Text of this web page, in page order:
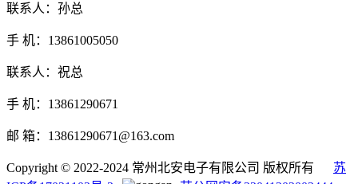
联系人：孙总
手 机：13861005050
联系人：祝总
手 机：13861290671
邮 箱：13861290671@163.com
Copyright © 2022-2024 常州北安电子有限公司 版权所有 苏